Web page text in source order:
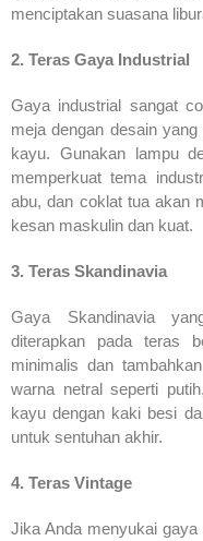
menciptakan suasana
2. Teras Gaya Industrial
Gaya industrial sangat
meja dengan desain
kayu. Gunakan lampu
memperkuat tema
abu, dan coklat tua akan
kesan maskulin dan kuat.
3. Teras Skandinavia
Gaya Skandinavia
diterapkan pada teras
minimalis dan
warna netral seperti
kayu dengan kaki besi
untuk sentuhan akhir.
4. Teras Vintage
Jika Anda menyukai